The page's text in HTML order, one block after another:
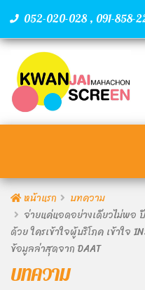
052-020-028 , 091-858-
หน้าแรก
บทความ
จ่ายแค่แอดอย่างเดียวไม่พอ
ด้วย ใครเข้าใจผู้บริโภค เข้าใจ
ข้อมูลล่าสุดจาก DAAT
บทความ